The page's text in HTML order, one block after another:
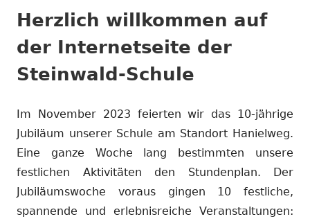
Herzlich willkommen auf
der Internetseite der
Steinwald-Schule
Im November 2023 feierten wir das 10-jährige
Jubiläum unserer Schule am Standort Hanielweg.
Eine ganze Woche lang bestimmten unsere
festlichen Aktivitäten den Stundenplan. Der
Jubiläumswoche voraus gingen 10 festliche,
spannende und erlebnisreiche Veranstaltungen: